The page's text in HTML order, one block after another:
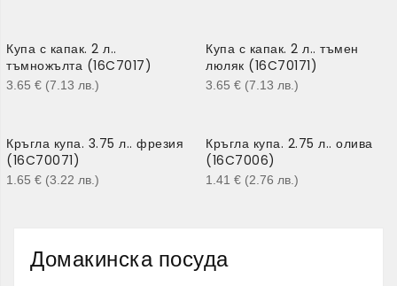
Купа с капак. 2 л..
тъмножълта (16C7017)
3.65 € (7.13 лв. )
Купа с капак. 2 л.. тъмен
люляк (16C70171)
3.65 € (7.13 лв. )
Кръгла купа. 3.75 л.. фрезия
(16C70071)
1.65 € (3.22 лв. )
Кръгла купа. 2.75 л.. олива
(16C7006)
1.41 € (2.76 лв. )
Домакинска посуда